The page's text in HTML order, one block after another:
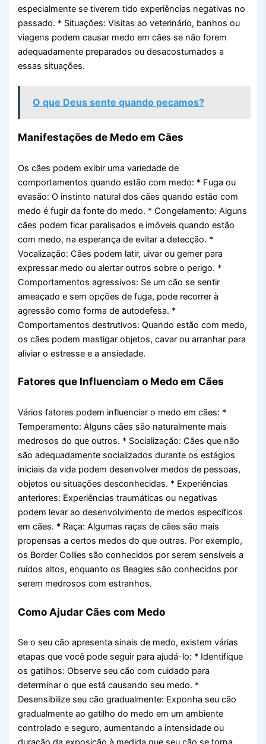
especialmente se tiverem tido experiências negativas no
passado. * Situações: Visitas ao veterinário, banhos ou
viagens podem causar medo em cães se não forem
adequadamente preparados ou desacostumados a
essas situações.
O que Deus sente quando pecamos?
Manifestações de Medo em Cães
Os cães podem exibir uma variedade de
comportamentos quando estão com medo: * Fuga ou
evasão: O instinto natural dos cães quando estão com
medo é fugir da fonte do medo. * Congelamento: Alguns
cães podem ficar paralisados e imóveis quando estão
com medo, na esperança de evitar a detecção. *
Vocalização: Cães podem latir, uivar ou gemer para
expressar medo ou alertar outros sobre o perigo. *
Comportamentos agressivos: Se um cão se sentir
ameaçado e sem opções de fuga, pode recorrer à
agressão como forma de autodefesa. *
Comportamentos destrutivos: Quando estão com medo,
os cães podem mastigar objetos, cavar ou arranhar para
aliviar o estresse e a ansiedade.
Fatores que Influenciam o Medo em Cães
Vários fatores podem influenciar o medo em cães: *
Temperamento: Alguns cães são naturalmente mais
medrosos do que outros. * Socialização: Cães que não
são adequadamente socializados durante os estágios
iniciais da vida podem desenvolver medos de pessoas,
objetos ou situações desconhecidas. * Experiências
anteriores: Experiências traumáticas ou negativas
podem levar ao desenvolvimento de medos específicos
em cães. * Raça: Algumas raças de cães são mais
propensas a certos medos do que outras. Por exemplo,
os Border Collies são conhecidos por serem sensíveis a
ruídos altos, enquanto os Beagles são conhecidos por
serem medrosos com estranhos.
Como Ajudar Cães com Medo
Se o seu cão apresenta sinais de medo, existem várias
etapas que você pode seguir para ajudá-lo: * Identifique
os gatilhos: Observe seu cão com cuidado para
determinar o que está causando seu medo. *
Desensibilize seu cão gradualmente: Exponha seu cão
gradualmente ao gatilho do medo em um ambiente
controlado e seguro, aumentando a intensidade ou